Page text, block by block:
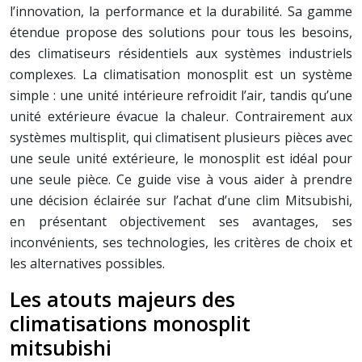
l’innovation, la performance et la durabilité. Sa gamme
étendue propose des solutions pour tous les besoins,
des climatiseurs résidentiels aux systèmes industriels
complexes. La climatisation monosplit est un système
simple : une unité intérieure refroidit l’air, tandis qu’une
unité extérieure évacue la chaleur. Contrairement aux
systèmes multisplit, qui climatisent plusieurs pièces avec
une seule unité extérieure, le monosplit est idéal pour
une seule pièce. Ce guide vise à vous aider à prendre
une décision éclairée sur l’achat d’une clim Mitsubishi,
en présentant objectivement ses avantages, ses
inconvénients, ses technologies, les critères de choix et
les alternatives possibles.
Les atouts majeurs des
climatisations monosplit
mitsubishi